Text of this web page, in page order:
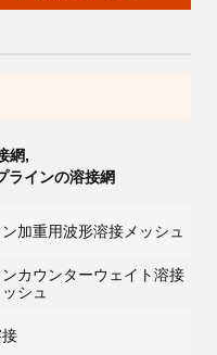
網,
ラインの溶接網
加重用波形溶接メッシュ
カウンターウェイト溶接
シュ